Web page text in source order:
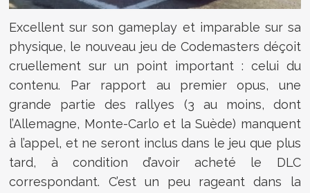
Excellent sur son gameplay et imparable sur sa
physique, le nouveau jeu de Codemasters déçoit
cruellement sur un point important : celui du
contenu. Par rapport au premier opus, une
grande partie des rallyes (3 au moins, dont
l’Allemagne, Monte-Carlo et la Suède) manquent
à l’appel, et ne seront inclus dans le jeu que plus
tard, à condition d’avoir acheté le DLC
correspondant. C’est un peu rageant dans la